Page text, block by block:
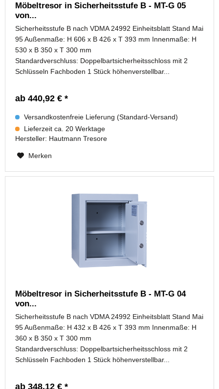
Möbeltresor in Sicherheitsstufe B - MT-G 05
von...
Sicherheitsstufe B nach VDMA 24992 Einheitsblatt Stand Mai
95 Außenmaße: H 606 x B 426 x T 393 mm Innenmaße: H
530 x B 350 x T 300 mm
Standardverschluss: Doppelbartsicherheitsschloss mit 2
Schlüsseln Fachboden 1 Stück höhenverstellbar...
ab 440,92 € *
Versandkostenfreie Lieferung (Standard-Versand)
Lieferzeit ca. 20 Werktage
Hersteller: Hautmann Tresore
Merken
Möbeltresor in Sicherheitsstufe B - MT-G 04
von...
Sicherheitsstufe B nach VDMA 24992 Einheitsblatt Stand Mai
95 Außenmaße: H 432 x B 426 x T 393 mm Innenmaße: H
360 x B 350 x T 300 mm
Standardverschluss: Doppelbartsicherheitsschloss mit 2
Schlüsseln Fachboden 1 Stück höhenverstellbar...
ab 348,12 € *